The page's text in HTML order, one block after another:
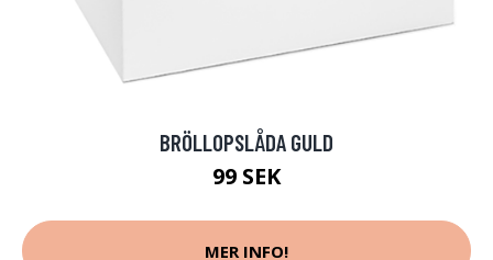
BRÖLLOPSLÅDA GULD
99 SEK
MER INFO!